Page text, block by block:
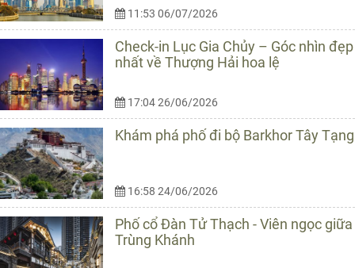
11:53 06/07/2026
Check-in Lục Gia Chủy – Góc nhìn đẹp
nhất về Thượng Hải hoa lệ
17:04 26/06/2026
Khám phá phố đi bộ Barkhor Tây Tạng
16:58 24/06/2026
Phố cổ Đàn Tử Thạch - Viên ngọc giữa
Trùng Khánh